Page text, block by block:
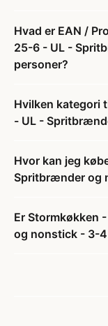
Hvad er EAN /
25-6 - UL -
personer?
Hvilken kategori
- UL -
Hvor kan jeg
Spritbrænder og
Er Stormkøkken
og nonstick - 3-